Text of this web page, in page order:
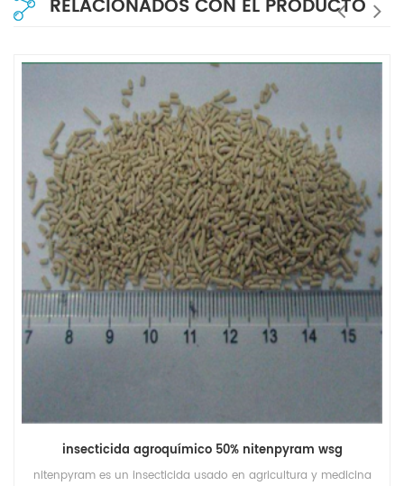
RELACIONADOS CON EL PRODUCTO
insecticida agroquímico 50% nitenpyram wsg
nitenpyram es un insecticida usado en agricultura y medicina